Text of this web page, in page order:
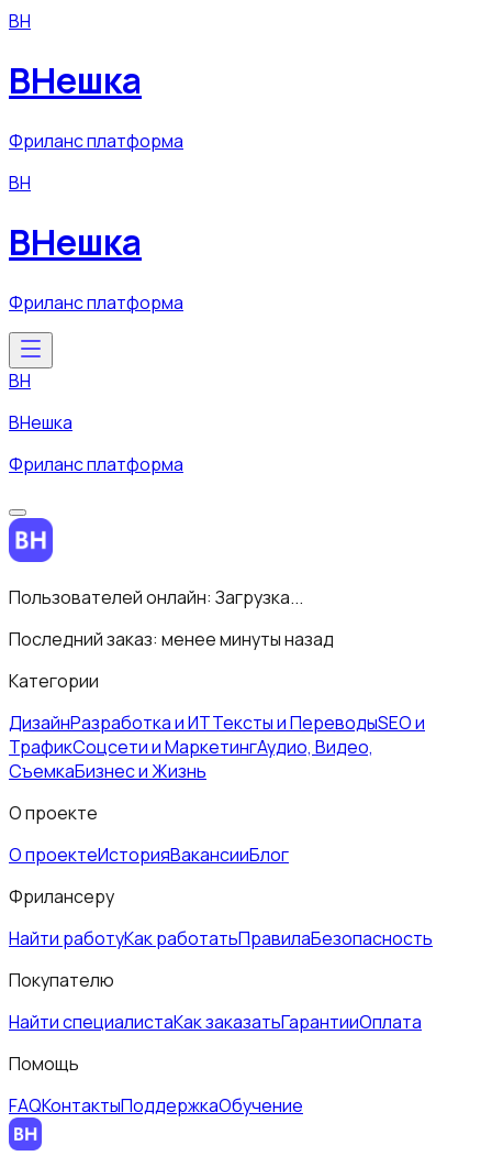
ВН
ВНешка
Фриланс платформа
ВН
ВНешка
Фриланс платформа
ВН
ВНешка
Фриланс платформа
Пользователей онлайн: Загрузка...
Последний заказ: менее минуты назад
Категории
ДизайнРазработка и ИТТексты и ПереводыSEO и
ТрафикСоцсети и МаркетингАудио, Видео,
СъемкаБизнес и Жизнь
О проекте
О проектеИсторияВакансииБлог
Фрилансеру
Найти работуКак работатьПравилаБезопасность
Покупателю
Найти специалистаКак заказатьГарантииОплата
Помощь
FAQКонтактыПоддержкаОбучение